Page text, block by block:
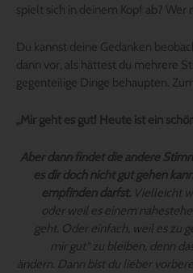
spielt sich in deinem Kopf ab?
Du kannst deine Gedanken
dann vor, als hättest du mehrere
gegenteilige Dinge behaupten.
„Mir geht es gut! Heute ist ein
Aber dann findet die andere
es dir doch nicht gut gehen
empfinden darfst. Vielleicht
oder weil es einem
geht. Oder einfach, weil es zu
mir gut“ zu bleiben, denn
ändern. Dann bist du lieber